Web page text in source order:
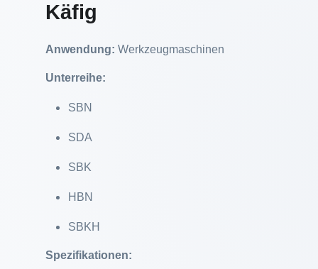
Käfig
Anwendung: Werkzeugmaschinen
Unterreihe:
SBN
SDA
SBK
HBN
SBKH
Spezifikationen: